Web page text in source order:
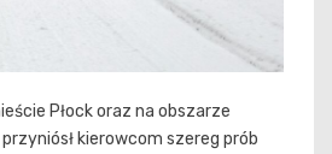
Płock oraz na obszarze
kierowcom szereg prób